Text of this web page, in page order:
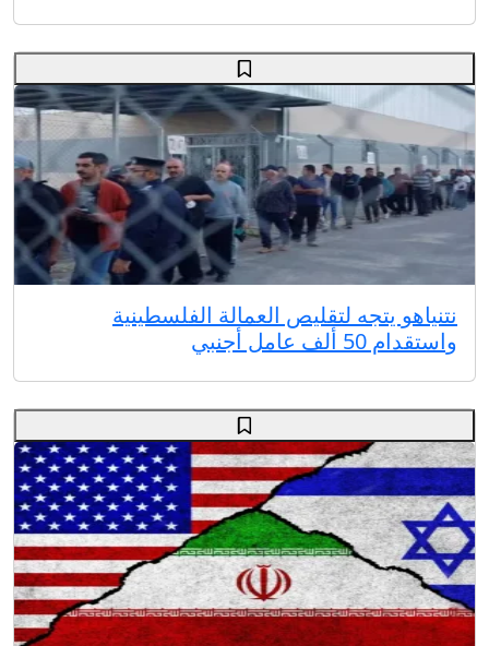
نتنياهو يتجه لتقليص العمالة الفلسطينية
واستقدام 50 ألف عامل أجنبي